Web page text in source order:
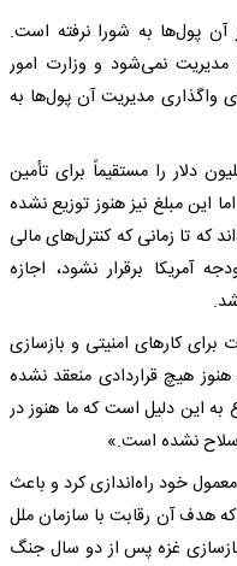
پول‌ها به شورا نرفته است.
نمی‌شود و وزارت امور
واگذاری مدیریت آن پول‌ها به
خارجه می‌خواهد حدود ۵۰ میلیون دلار را مستقیماً برای تأمین
این مبلغ نیز هنوز توزیع نشده
که تا زمانی که کنترل‌های مالی
آمریکا برقرار نشود، اجازه
کارهای امنیتی و بازسازی
هیچ قراردادی منعقد نشده
این دلیل است که ما هنوز در
سلاح نشده است.»
خود راه‌اندازی کرد و باعث
هدف آن رقابت با سازمان ملل
غزه پس از دو سال جنگ